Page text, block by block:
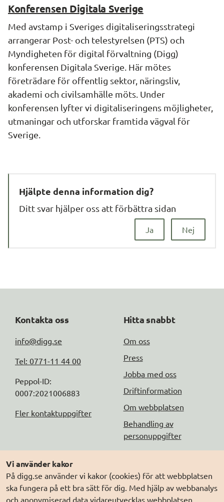
Vi använder kakor
På digg.se använder vi kakor (cookies) för att webbplatsen
ska fungera på ett bra sätt för dig. Med hjälp av webbanalys
och anonymiserad data vidareutvecklas webbplatsen
Konferensen Digitala Sverige
Med avstamp i Sveriges digitaliseringsstrategi
arrangerar Post- och telestyrelsen (PTS) och
Myndigheten för digital förvaltning (Digg)
konferensen Digitala Sverige. Här mötes
företrädare för offentlig sektor, näringsliv,
akademi och civilsamhälle möts. Under
konferensen lyfter vi digitaliseringens möjligheter,
utmaningar och utforskar framtida vägval för
Sverige.
Hjälpte denna information dig?
Nej
Ja
Ditt svar hjälper oss att förbättra sidan
Kontakta oss
info@digg.se
Tel: 0771-11 44 00
Peppol-ID:
0007:2021006883
Fler kontaktuppgifter
Hitta snabbt
Om oss
Press
Jobba med oss
Driftinformation
Om webbplatsen
Behandling av
personuppgifter
Följ oss
DIGG på
Prenumerera på nyheter
DIGG på
LinkedIn
Elegitimation.se
Min myndighetspost